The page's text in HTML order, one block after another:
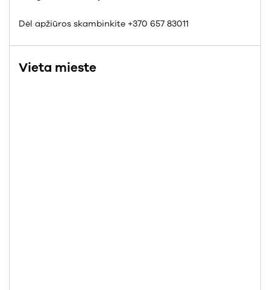
Dėl apžiūros skambinkite +370 657 83011
Vieta mieste